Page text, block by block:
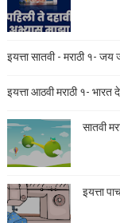
इयत्ता सातवी - मराठी १-
इयत्ता आठवी मराठी १-
सातवी
इयत्ता